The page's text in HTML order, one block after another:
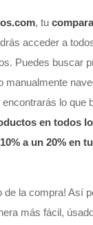
, tu
acceder a
Puedes buscar
manualmente
encontrarás lo que
en todos
a un 20% en
de la compra! Así
más fácil,